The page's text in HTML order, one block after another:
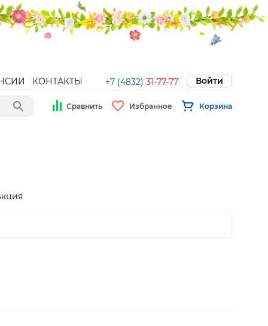
КОНТАКТЫ +7 (4832) 31-77-77 Войти
Сравнить Избранное Корзина